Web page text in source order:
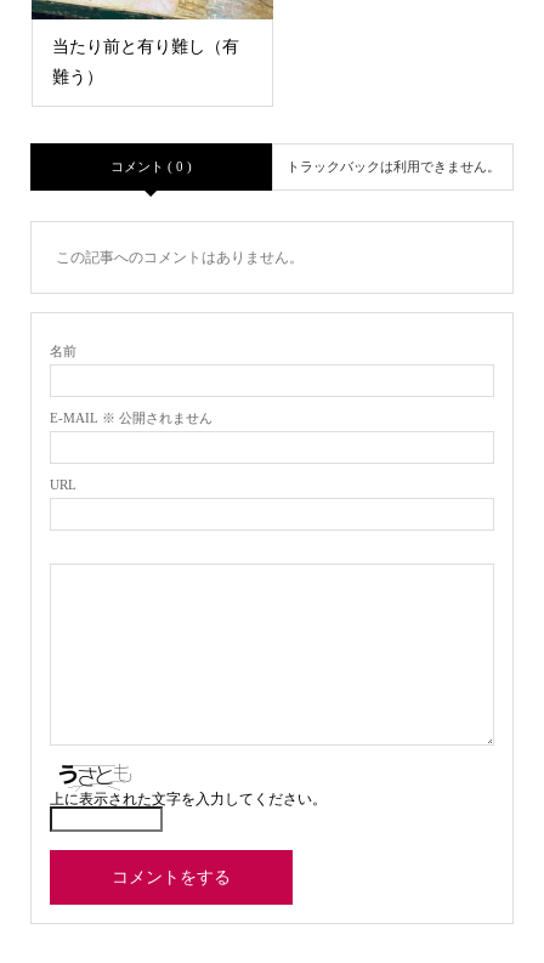
当たり前と有り難し（有
難う）
コメント ( 0 ) トラックバックは利用できません。
この記事へのコメントはありません。
名前
E-MAIL ※ 公開されません
URL
上に表示された文字を入力してください。